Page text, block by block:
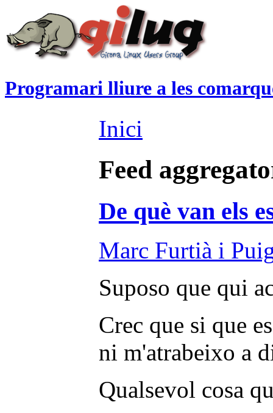
Programari lliure a les
Inici
Feed
De què van els
Marc Furtià i
Suposo que qui
Crec que si que
ni m'atrabeixo a
Qualsevol cosa